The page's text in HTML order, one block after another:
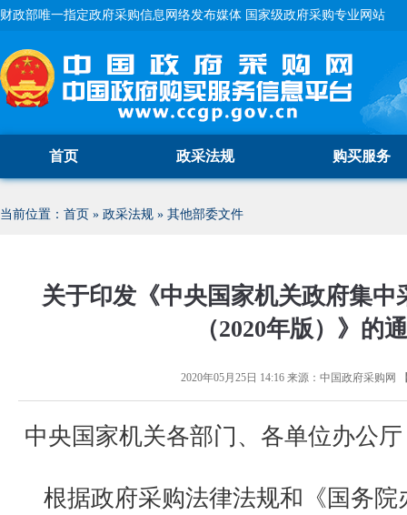
财政部唯一指定政府采购信息网络发布媒体 国家级政府采购专业网站
首页 政采法规 购买服务
当前位置： 首页 » 政采法规 » 其他部委文件
关于印发《中央国家机关政府集中
（2020年版）》的
2020年05月25日 14:16来源： 中国政府采购网
中央国家机关各部门、各单位办公
根据政府采购法律法规和《国务院